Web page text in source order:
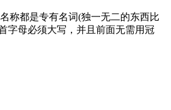
称都是专有名词(独一无二的东西比
字母必须大写，并且前面无需用冠